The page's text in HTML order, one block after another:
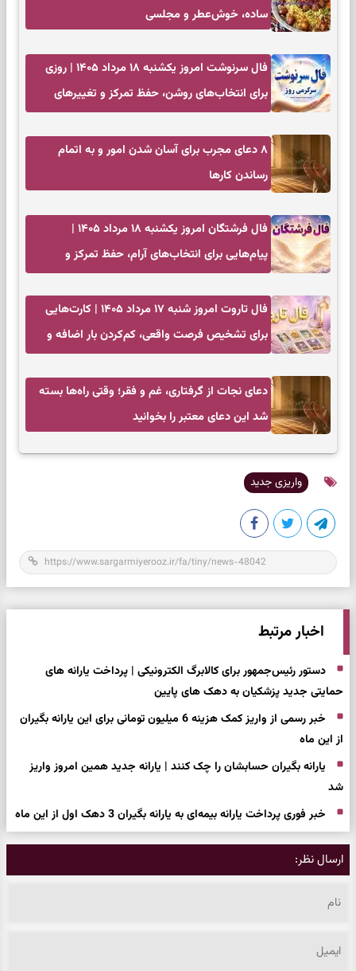
ساده، خوش‌عطر و مجلسی
فال سرنوشت امروز یکشنبه ۱۸ مرداد ۱۴۰۵ | روزی
برای انتخاب‌های روشن، حفظ تمرکز و تغییرهای
۸ دعای مجرب برای آسان شدن امور و به اتمام
رساندن کار‌ها
فال فرشتگان امروز یکشنبه ۱۸ مرداد ۱۴۰۵ |
پیام‌هایی برای انتخاب‌های آرام، حفظ تمرکز و
فال تاروت امروز شنبه ۱۷ مرداد ۱۴۰۵ | کارت‌هایی
برای تشخیص فرصت واقعی، کم‌کردن بار اضافه و
دعای نجات از گرفتاری، غم و فقر؛ وقتی راه‌ها بسته
شد این دعای معتبر را بخوانید
واریزی جدید
اخبار مرتبط
دستور رئیس‌جمهور برای کالابرگ الکترونیکی | پرداخت یارانه های
حمایتی جدید پزشکیان به دهک های پایین
خبر رسمی از واریز کمک هزینه 6 میلیون تومانی برای این یارانه بگیران
از این ماه
یارانه بگیران حسابشان را چک کنند | یارانه جدید همین امروز واریز
شد
خبر فوری پرداخت یارانه بیمه‌ای به یارانه بگیران 3 دهک اول از این ماه
ارسال نظر: